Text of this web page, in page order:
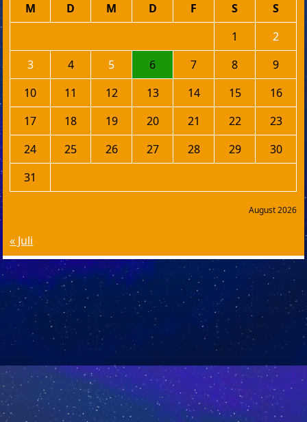
August 2026
M D M D F S
S
1
2
3
4 5 6 7 8
9
10
11 12 13 14 15
16
17
18 19 20 21 22
23
24
25 26 27 28 29
30
31
« Juli